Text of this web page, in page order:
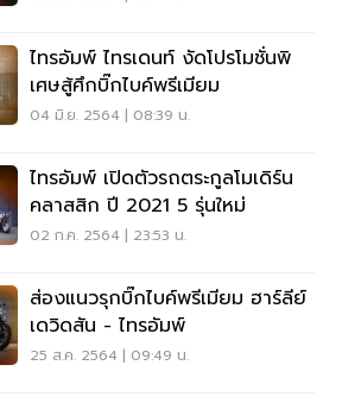
ไทรอัมพ์ ไทรเดนท์ งัดโปรโมชั่นพิ
เศษสู้ศึกบิ๊กไบค์พรีเมียม
04 มิ.ย. 2564 | 08:39 น.
ไทรอัมพ์ เปิดตัวรถตระกูลโมเดิร์น
คลาสสิก ปี 2021 5 รุ่นใหม่
02 ก.ค. 2564 | 23:53 น.
ส่องแนวรุกบิ๊กไบค์พรีเมียม ฮาร์ลีย์
เดวิดสัน - ไทรอัมพ์
25 ส.ค. 2564 | 09:49 น.